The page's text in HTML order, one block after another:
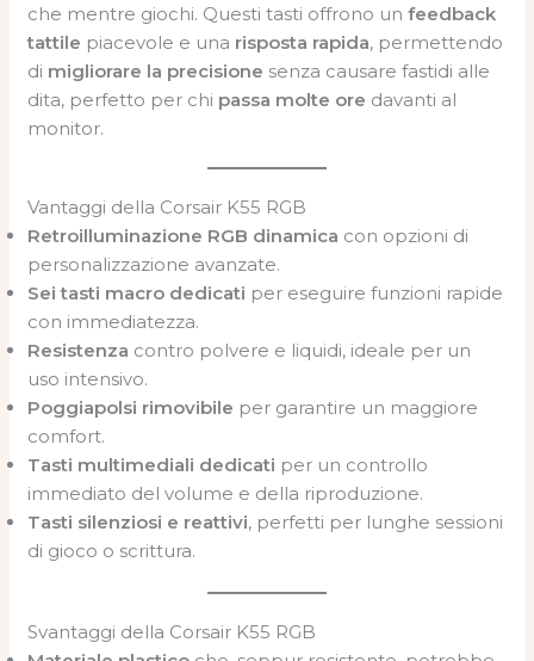
che mentre giochi. Questi tasti offrono unfeedback
tattile piacevole e una risposta rapida, permettendo
di migliorare la precisione senza causare fastidi alle
dita, perfetto per chi passa molte ore davanti al
monitor.
Vantaggi della Corsair K55 RGB
Retroilluminazione RGB dinamica con opzioni di
personalizzazione avanzate.
Sei tasti macro dedicati per eseguire funzioni rapide
con immediatezza.
Resistenza contro polvere e liquidi, ideale per un
uso intensivo.
Poggiapolsi rimovibile per garantire un maggiore
comfort.
Tasti multimediali dedicati per un controllo
immediato del volume e della riproduzione.
Tasti silenziosi e reattivi, perfetti per lunghe sessioni
di gioco o scrittura.
Svantaggi della Corsair K55 RGB